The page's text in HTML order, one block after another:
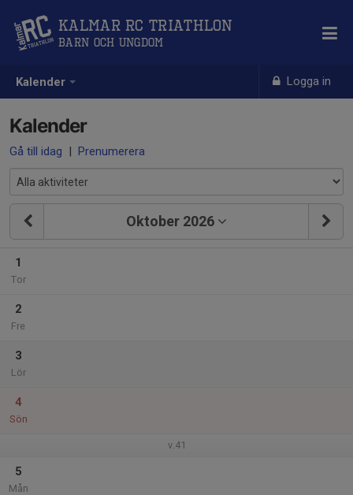
Kalender Logga in
Kalmar RC Triathlon
Barn och Ungdom
Kalender
Gå till idag | Prenumerera
Oktober 2026
1
Tor
2
Fre
3
Lör
4
Sön
v.41
5
Mån